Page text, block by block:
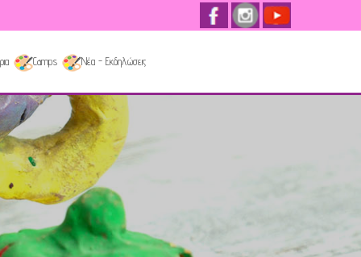
Camps Νέα - Εκδηλώσεις